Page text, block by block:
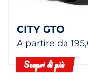
CITY GTO
A partire da
Scopri di più